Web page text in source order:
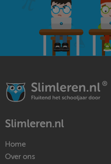
Slimleren.nl
Home
Over ons